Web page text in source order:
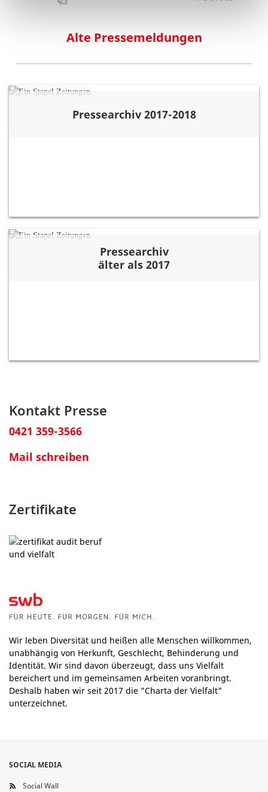
Alte Pressemeldungen
Pressearchiv 2017-2018
Pressearchiv
älter als 2017
Kontakt Presse
0421 359-3566
Mail schreiben
Zertifikate
Wir leben Diversität und heißen alle Menschen willkommen,
unabhängig von Herkunft, Geschlecht, Behinderung und
Identität. Wir sind davon überzeugt, dass uns Vielfalt
bereichert und im gemeinsamen Arbeiten voranbringt.
Deshalb haben wir seit 2017 die "Charta der Vielfalt"
unterzeichnet.
SOCIAL MEDIA
Social Wall